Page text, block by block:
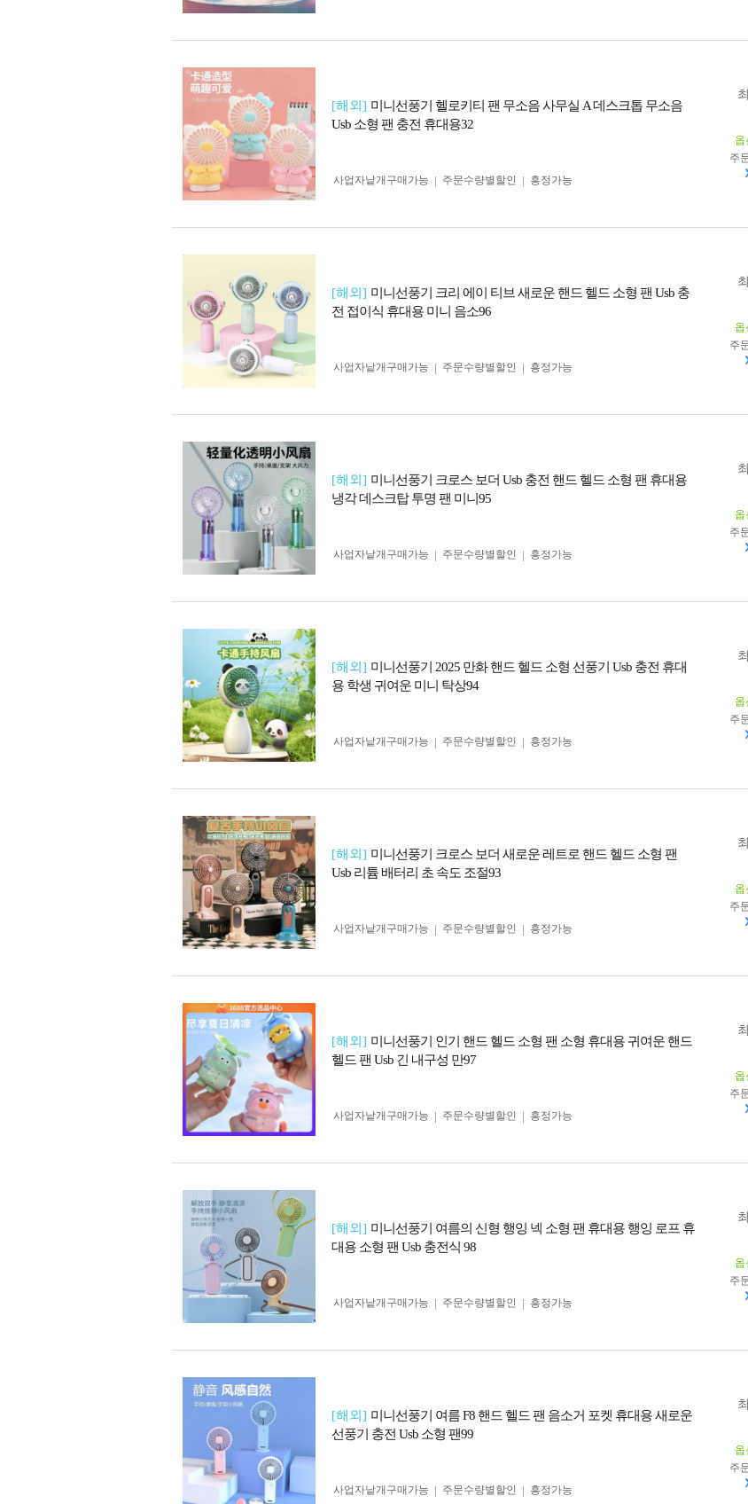
[해외] 미니선풍기 헬로키티 팬 무소음 사무실 A 데스크톱 무소음
Usb 소형 팬 충전 휴대용32
옵
주
사업자 낱개구매가능 주문수량별할인 흥정가능
[해외] 미니선풍기 크리 에이 티브 새로운 핸드 헬드 소형 팬 Usb 충
전 접이식 휴대용 미니 음소96
옵
주
사업자 낱개구매가능 주문수량별할인 흥정가능
[해외] 미니선풍기 크로스 보더 Usb 충전 핸드 헬드 소형 팬 휴대용
냉각 데스크탑 투명 팬 미니95
옵
주
사업자 낱개구매가능 주문수량별할인 흥정가능
[해외] 미니선풍기 2025 만화 핸드 헬드 소형 선풍기 Usb 충전 휴대
용 학생 귀여운 미니 탁상94
옵
주
사업자 낱개구매가능 주문수량별할인 흥정가능
[해외] 미니선풍기 크로스 보더 새로운 레트로 핸드 헬드 소형 팬
Usb 리튬 배터리 초 속도 조절93
옵
주
사업자 낱개구매가능 주문수량별할인 흥정가능
[해외] 미니선풍기 인기 핸드 헬드 소형 팬 소형 휴대용 귀여운 핸드
헬드 팬 Usb 긴 내구성 만97
옵
주
사업자 낱개구매가능 주문수량별할인 흥정가능
[해외] 미니선풍기 여름의 신형 행잉 넥 소형 팬 휴대용 행잉 로프 휴
대용 소형 팬 Usb 충전식 98
옵
주
사업자 낱개구매가능 주문수량별할인 흥정가능
[해외] 미니선풍기 여름 F8 핸드 헬드 팬 음소거 포켓 휴대용 새로운
선풍기 충전 Usb 소형 팬99
옵
주
사업자 낱개구매가능 주문수량별할인 흥정가능